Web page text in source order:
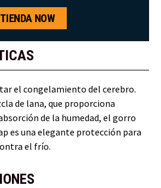
TIENDA NOW
el congelamiento del cerebro.
de lana, que proporciona
de la humedad, el gorro
es una elegante protección para
el frío.